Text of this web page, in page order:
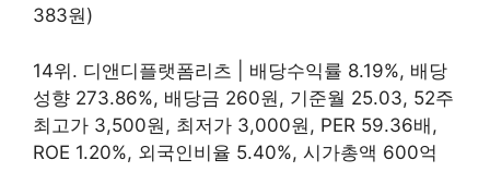
383원)
14위. 디앤디플랫폼리츠 | 배당수익률 8.19%, 배당
성향 273.86%, 배당금 260원, 기준월 25.03, 52주
최고가 3,500원, 최저가 3,000원, PER 59.36배,
ROE 1.20%, 외국인비율 5.40%, 시가총액 600억